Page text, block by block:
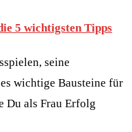
5 wichtigsten Tipps
seine
wichtige Bausteine für
Du als Frau Erfolg